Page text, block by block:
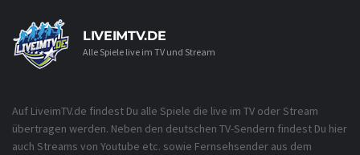
LIVEIMTV.DE
Alle Spiele live im TV und Stream
Auf LiveimTV.de findest Du alle Spiele die live im TV oder Stream
übertragen werden. Neben den deutschen TV-Sendern findest Du hier
auch Streams von Youtube etc. sowie Fernsehsender aus dem